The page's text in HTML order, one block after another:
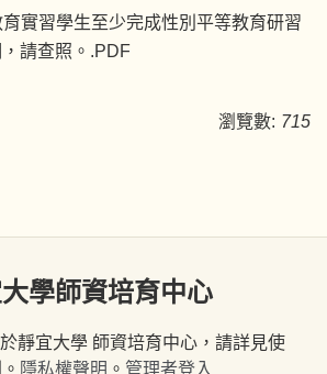
育實習學生至少完成性別平等教育研習
請查照。.PDF
瀏覽數: 715
學師資培育中心
靜宜大學 師資培育中心，請詳見使
隱私權聲明 。 管理者登入